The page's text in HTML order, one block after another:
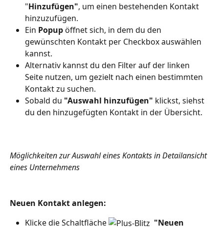
"Hinzufügen", um einen bestehenden Kontakt
hinzuzufügen.
Ein Popup öffnet sich, in dem du den
gewünschten Kontakt per Checkbox auswählen
kannst.
Alternativ kannst du den Filter auf der linken
Seite nutzen, um gezielt nach einen bestimmten
Kontakt zu suchen.
Sobald du "Auswahl hinzufügen" klickst, siehst
du den hinzugefügten Kontakt in der Übersicht.
Möglichkeiten zur Auswahl eines Kontakts in Detailansicht
eines Unternehmens
Neuen Kontakt anlegen:
Klicke die Schaltfläche
"Neuen